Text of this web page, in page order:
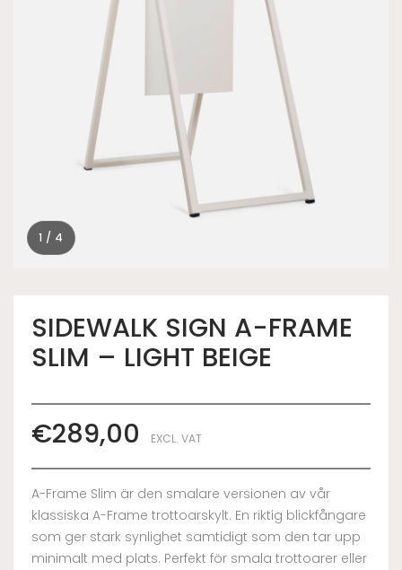
1 / 4
SIDEWALK SIGN A-FRAME
SLIM – LIGHT BEIGE
€289,00 EXCL. VAT
A-Frame Slim är den smalare versionen av vår
klassiska A-Frame trottoarskylt. En riktig blickfångare
som ger stark synlighet samtidigt som den tar upp
minimalt med plats. Perfekt för smala trottoarer eller